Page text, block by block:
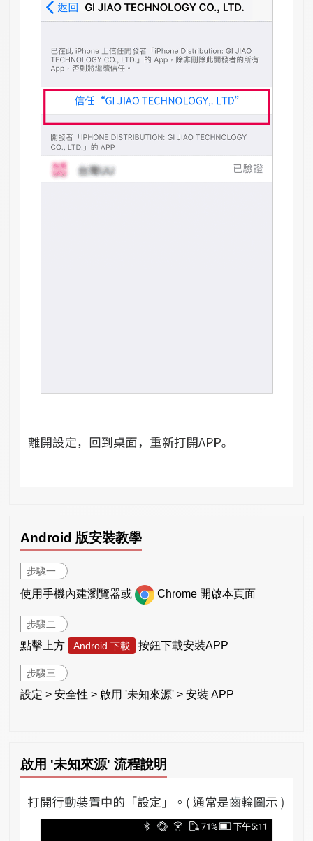
Android 版安裝教學
步驟一
使用手機內建瀏覽器或 Chrome 開啟本頁面
步驟二
點擊上方 Android 下載 按鈕下載安裝APP
步驟三
設定 > 安全性 > 啟用 '未知來源' > 安裝 APP
啟用 '未知來源' 流程說明